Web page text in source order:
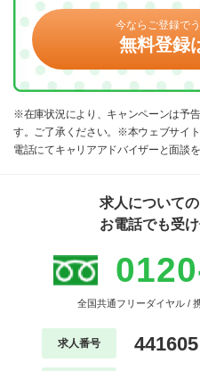
今ならご登録で
無料登録
※在庫状況により、キャンペーンは予
す。ご了承ください。※本ウェブサイ
電話にてキャリアアドバイザーと面談
求人について
お電話でも受
全国共通フリーダイヤル /
求人番号 441605